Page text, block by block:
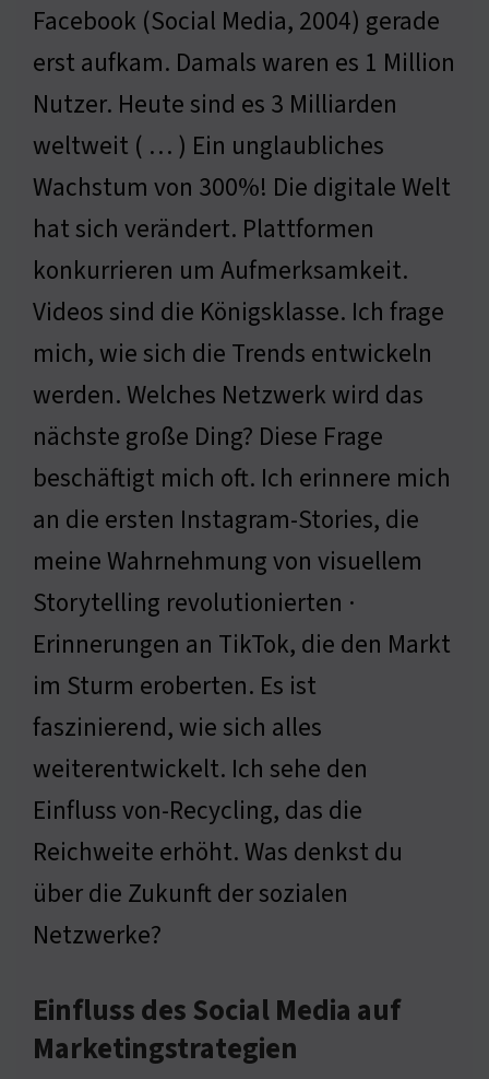
Facebook (Social Media, 2004) gerade
erst aufkam. Damals waren es 1 Million
Nutzer. Heute sind es 3 Milliarden
weltweit ( … ) Ein unglaubliches
Wachstum von 300%! Die digitale Welt
hat sich verändert. Plattformen
konkurrieren um Aufmerksamkeit.
Videos sind die Königsklasse. Ich frage
mich, wie sich die Trends entwickeln
werden. Welches Netzwerk wird das
nächste große Ding? Diese Frage
beschäftigt mich oft. Ich erinnere mich
an die ersten Instagram-Stories, die
meine Wahrnehmung von visuellem
Storytelling revolutionierten ·
Erinnerungen an TikTok, die den Markt
im Sturm eroberten. Es ist
faszinierend, wie sich alles
weiterentwickelt. Ich sehe den
Einfluss von-Recycling, das die
Reichweite erhöht. Was denkst du
über die Zukunft der sozialen
Netzwerke?
Einfluss des Social Media auf
Marketingstrategien